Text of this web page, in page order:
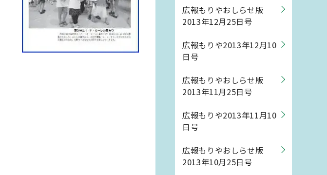
広報もりやおしらせ版
2013年12月25日号
広報もりや2013年12月10
日号
広報もりやおしらせ版
2013年11月25日号
広報もりや2013年11月10
日号
広報もりやおしらせ版
2013年10月25日号